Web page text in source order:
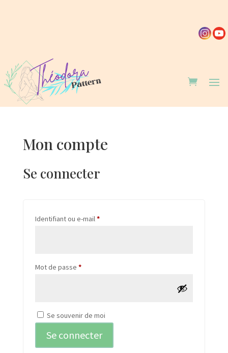
Mon compte
Se connecter
Identifiant ou e-mail*Obligatoire
Mot de passe *Obligatoire
Se souvenir de moi
Se connecter